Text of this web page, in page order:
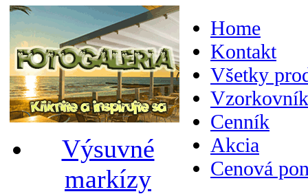
Výsuvné
markízy
Home
Kontakt
Všetky
Cenník
Akcia
Cenová